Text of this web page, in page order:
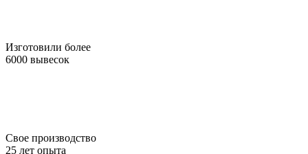
Изготовили более
6000 вывесок
Свое производство
25 лет опыта